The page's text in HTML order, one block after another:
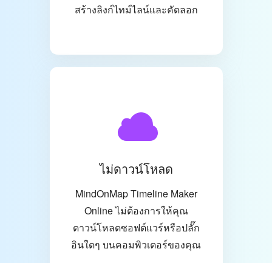
สร้างลิงก์ไทม์ไลน์และคัดลอก
ไม่ดาวน์โหลด
MindOnMap Timeline Maker
Online ไม่ต้องการให้คุณ
ดาวน์โหลดซอฟต์แวร์หรือปลั๊ก
อินใดๆ บนคอมพิวเตอร์ของคุณ